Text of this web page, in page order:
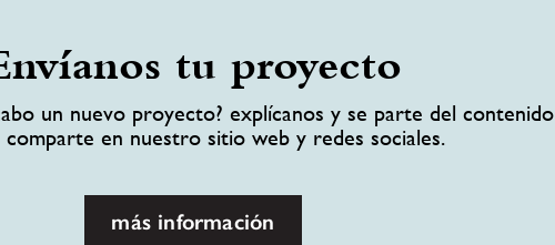
tu proyecto
un nuevo proyecto? explícanos y se parte del contenido
comparte en nuestro sitio web y redes sociales.
más información